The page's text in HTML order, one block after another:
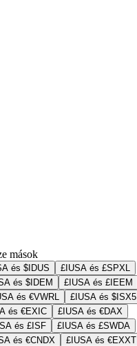
mások
és $IDUS
£IUSA és £SPXL
és $IDEM
£IUSA és £IEEM
és €VWRL
£IUSA és $ISX5
és €EXIC
£IUSA és €DAX
és £ISF
£IUSA és £SWDA
és €CNDX
£IUSA és €EXXT